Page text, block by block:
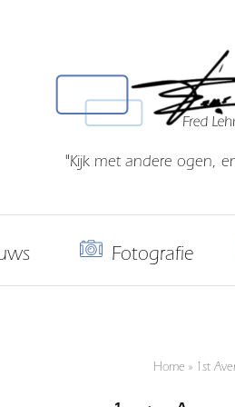
"Kijk met andere ogen,
Fotografie
Home » 1st